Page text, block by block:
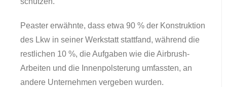
Peaster erwähnte, dass etwa 90 % der Konstruktion
des Lkw in seiner Werkstatt stattfand, während die
restlichen 10 %, die Aufgaben wie die Airbrush-
Arbeiten und die Innenpolsterung umfassten, an
andere Unternehmen vergeben wurden.